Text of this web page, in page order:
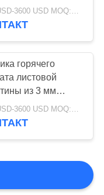
Ширина 50-2000
1200USD-3600 USD MOQ:500 кг
горячего
листовой
из 3 мм
стали
1200USD-3600 USD MOQ:500 кг